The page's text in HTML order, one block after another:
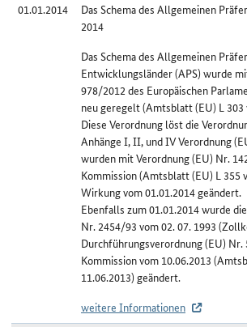
01.01.2014
Das Schema des Allgemeinen
2014
Das Schema des Allgemeinen
Entwicklungsländer (APS) wurde
978/2012 des Europäischen
neu geregelt (Amtsblatt (EU) L 303
Diese Verordnung löst die
Anhänge I, II, und IV Verordnung
wurden mit Verordnung (EU) Nr.
Kommission (Amtsblatt (EU) L 355
Wirkung vom 01.01.2014 geändert.
Ebenfalls zum 01.01.2014 wurde
Nr. 2454/93 vom 02. 07. 1993
Durchführungsverordnung (EU)
Kommission vom 10.06.2013
11.06.2013) geändert.
weitere Informationen